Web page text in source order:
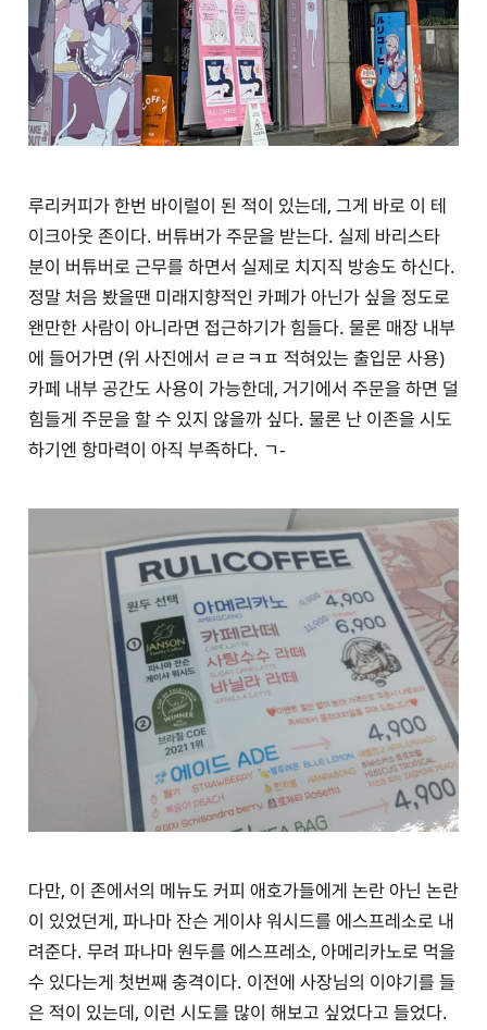
루리커피가 한번 바이럴이 된 적이 있는데, 그게 바로 이 테
이크아웃 존이다. 버튜버가 주문을 받는다. 실제 바리스타
분이 버튜버로 근무를 하면서 실제로 치지직 방송도 하신다.
정말 처음 봤을땐 미래지향적인 카페가 아닌가 싶을 정도로
왠만한 사람이 아니라면 접근하기가 힘들다. 물론 매장 내부
에 들어가면 (위 사진에서 ㄹㄹㅋㅍ 적혀있는 출입문 사용)
카페 내부 공간도 사용이 가능한데, 거기에서 주문을 하면 덜
힘들게 주문을 할 수 있지 않을까 싶다. 물론 난 이존을 시도
하기엔 항마력이 아직 부족하다. ㄱ-
다만, 이 존에서의 메뉴도 커피 애호가들에게 논란 아닌 논란
이 있었던게, 파나마 잔슨 게이샤 워시드를 에스프레소로 내
려준다. 무려 파나마 원두를 에스프레소, 아메리카노로 먹을
수 있다는게 첫번째 충격이다. 이전에 사장님의 이야기를 들
은 적이 있는데, 이런 시도를 많이 해보고 싶었다고 들었다.